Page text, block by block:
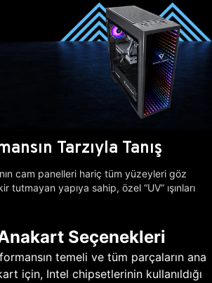
Tarzıyla Tanış
cam panelleri hariç tüm yüzeyleri göz
tutmayan yapıya sahip, özel “UV” ışınları
Seçenekleri
temeli ve tüm parçaların ana
için, Intel chipsetlerinin kullanıldığı